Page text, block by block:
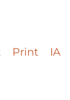
Print IA